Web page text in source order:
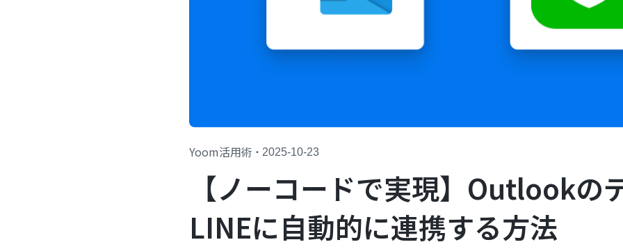
Yoom活用術 ・ 2025-10-23
【ノーコードで実現】Outlookの
LINEに自動的に連携する方法